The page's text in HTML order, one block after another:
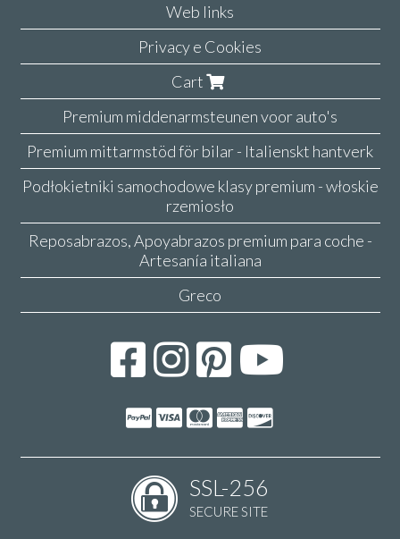
Web links
Privacy e Cookies
Cart
Premium middenarmsteunen voor auto's
Premium mittarmstöd för bilar - Italienskt hantverk
Podłokietniki samochodowe klasy premium - włoskie
rzemiosło
Reposabrazos, Apoyabrazos premium para coche -
Artesanía italiana
Greco
SSL-256
SECURE SITE